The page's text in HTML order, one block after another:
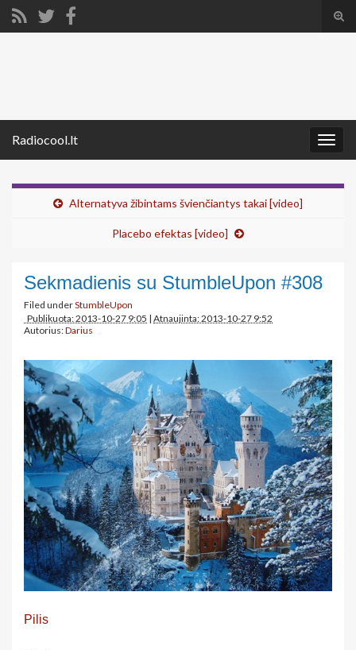
Radiocool.lt
Alternatyva žibintams švienčiantys takai [video]
Placebo efektas [video]
Sekmadienis su StumbleUpon #308
Filed underStumbleUpon
Publikuota: 2013-10-27 9:05 | Atnaujinta: 2013-10-27 9:52
Autorius:Darius
Pilis